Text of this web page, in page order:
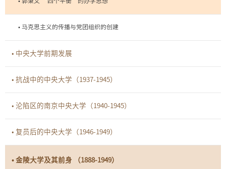
• 马克思主义的传播与党团组织的创建
• 中央大学前期发展
• 抗战中的中央大学（1937-1945）
• 沦陷区的南京中央大学（1940-1945）
• 复员后的中央大学（1946-1949）
• 金陵大学及其前身 （1888-1949）